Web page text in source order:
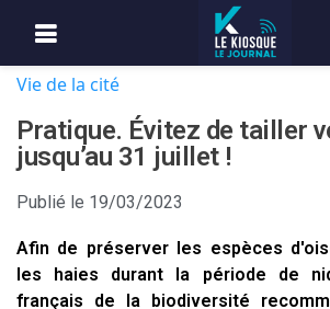
Vie de la cité
Pratique. Évitez de tailler
jusqu’au 31 juillet !
Publié le 19/03/2023
Afin de préserver les espèces
les haies durant la période de
français de la biodiversité